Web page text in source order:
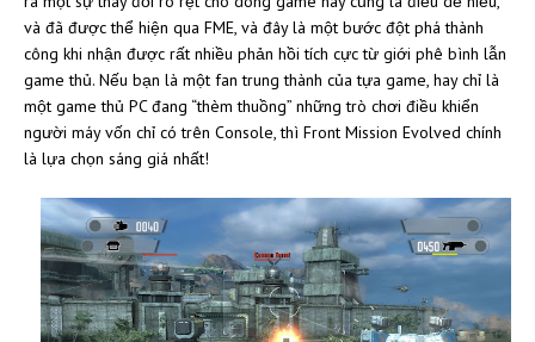
và đã được thể hiện qua FME, và đây là một bước đột phá thành
công khi nhận được rất nhiều phản hồi tích cực từ giới phê bình lẫn
game thủ. Nếu bạn là một fan trung thành của tựa game, hay chỉ là
một game thủ PC đang “thèm thuồng” những trò chơi điều khiển
người máy vốn chỉ có trên Console, thì Front Mission Evolved chính
là lựa chọn sáng giá nhất!